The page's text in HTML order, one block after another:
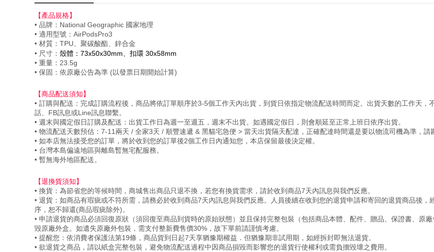
【產品規格】
• 品牌：National Geographic 國家地理
• 適用型號：AirPodsPro3
• 材質：TPU、聚碳酸酯、鋅合金
• 尺寸： 殼體： 73x50x30mm
扣環 30x58mm
• 重量：23.5g
• 保固：依原廠公告為準 (以發票日期開始計算)
【商品配送須知】
• 訂購與配送：完成訂購流程後，商品將依訂單順序於3-5個工作天內出貨，到貨日依指定物流配送時間而定。出貨天數的工作天
話、FB訊息或Line訊息聯繫。
• 週末與國定假日訂購及配送：出貨工作日為週一至週五，週末不出貨。如遇國定假日，則會順延至正常上班日依序出貨。
• 物流配送天數預估：7-11兩天 / 全家3天 / 順豐速遞 & 黑貓宅急便 > 當天出貨隔天配達，正確配達時間還是要以物流司機為準，請
• 如本店無法接受您的訂單，將於收到您的訂單後2個工作日內通知您，本店保留最後決定權。
• 台灣本島偏遠地區與離島暫無宅配服務。
• 暫無海外地區配送。
【退換貨須知】
• 換貨：為節省您的等候時間，商城售出商品只退不換，若您有換貨需求，請於收到商品7天內訊息與我們反應。
• 退貨：如商品有瑕疵或不符所需，請務必於收到商品7天內訊息與我們反應。人員後續在收到您的退貨申請和寄回的退貨商品後
序，恕不歸還(商品瑕疵除外)。
• 申請退貨的商品必須回復原狀（須回復至商品到貨時的原始狀態）並且保持完整包裝（包括商品本體、配件、贈品、保證書、原
毀原廠外盒。如遺失原廠外包裝，需支付整新費售價30%，故下單前請謹慎考慮。
• 提醒您：依消費者保護法第19條，商品貨到日起7天享猶豫期權益．但猶豫期非試用期，如經拆封即無法退貨。
• 欲退貨之商品，請以紙盒完整包裝，避免物流配送過程中因商品損毀而影響您的退貨行使權利或需負擔毀壞之費用。